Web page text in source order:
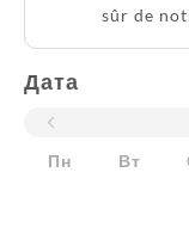
sûr de
Дата
Пн
Вт